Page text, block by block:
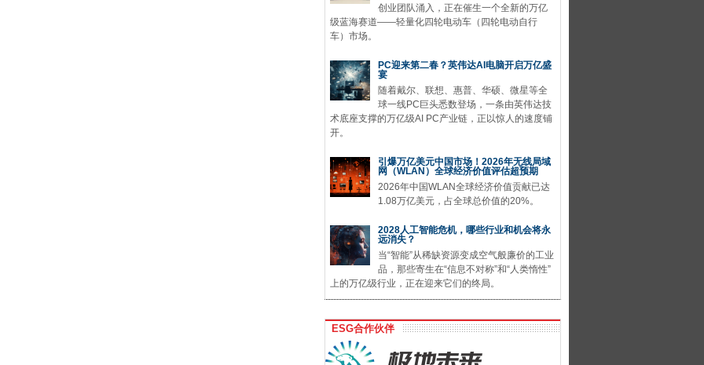
创业团队涌入，正在催生一个全新的万亿
级蓝海赛道——轻量化四轮电动车（四轮电动自行
车）市场。
PC迎来第二春？英伟达AI电脑开启万亿盛
宴
随着戴尔、联想、惠普、华硕、微星等全
球一线PC巨头悉数登场，一条由英伟达技
术底座支撑的万亿级AI PC产业链，正以惊人的速度铺
开。
引爆万亿美元中国市场！2026年无线局域
网（WLAN）全球经济价值评估超预期
2026年中国WLAN全球经济价值贡献已达
1.08万亿美元，占全球总价值的20%。
2028人工智能危机，哪些行业和机会将永
远消失？
当“智能”从稀缺资源变成空气般廉价的工业
品，那些寄生在“信息不对称”和“人类惰性”
上的万亿级行业，正在迎来它们的终局。
ESG合作伙伴